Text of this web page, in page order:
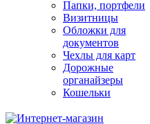
Папки, портфели
Визитницы
Обложки для
документов
Чехлы для карт
Дорожные
органайзеры
Кошельки